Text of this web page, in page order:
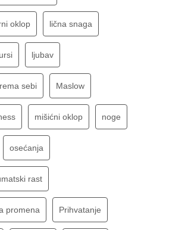
oklop lična snaga
ljubav
sebi Maslow
mišićni oklop noge
osećanja
rast
promena Prihvatanje